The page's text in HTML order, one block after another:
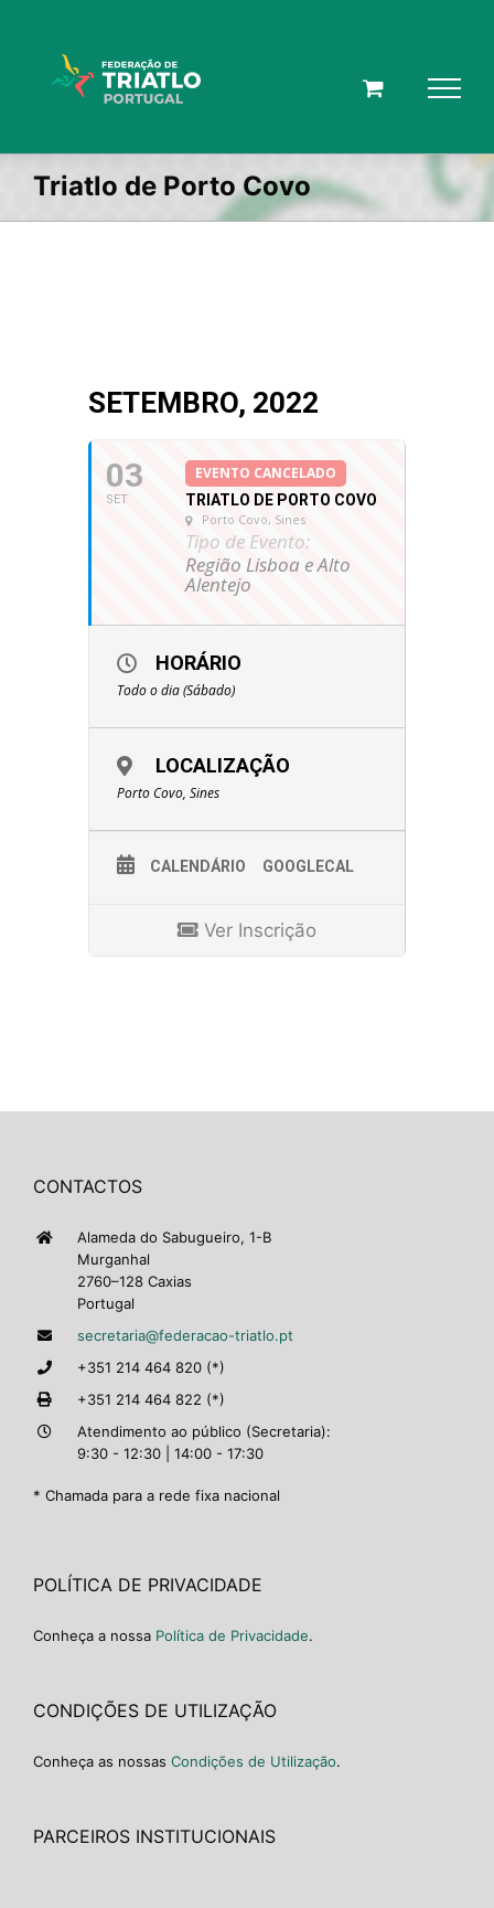
Triatlo de Porto Covo
SETEMBRO, 2022
03
SET
EVENTO CANCELADO
TRIATLO DE PORTO COVO
Porto Covo, Sines
Tipo de Evento:
Região Lisboa e Alto
Alentejo
HORÁRIO
Todo o dia (Sábado)
LOCALIZAÇÃO
Porto Covo, Sines
CALENDÁRIO GOOGLECAL
Ver Inscrição
CONTACTOS
Alameda do Sabugueiro, 1-B
Murganhal
2760–128 Caxias
Portugal
secretaria@federacao-triatlo.pt
+351 214 464 820 (*)
+351 214 464 822 (*)
Atendimento ao público (Secretaria):
9:30 - 12:30 | 14:00 - 17:30
* Chamada para a rede fixa nacional
POLÍTICA DE PRIVACIDADE
Conheça a nossa Política de Privacidade.
CONDIÇÕES DE UTILIZAÇÃO
Conheça as nossas Condições de Utilização.
PARCEIROS INSTITUCIONAIS